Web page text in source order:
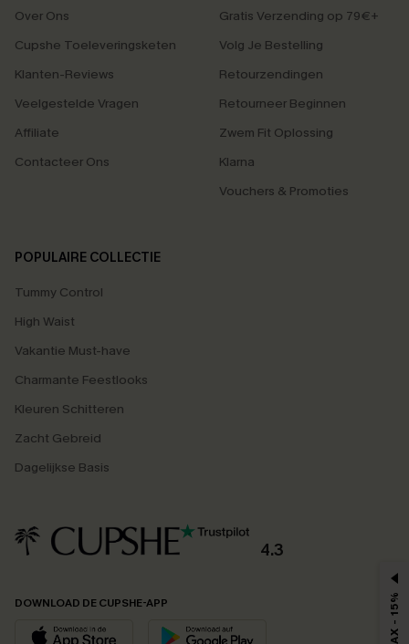
Over Ons
Cupshe Toeleveringsketen
Klanten-Reviews
Veelgestelde Vragen
Affiliate
Contacteer Ons
Gratis Verzending op 79€+
Volg Je Bestelling
Retourzendingen
Retourneer Beginnen
Zwem Fit Oplossing
Klarna
Vouchers & Promoties
POPULAIRE COLLECTIE
Tummy Control
High Waist
Vakantie Must-have
Charmante Feestlooks
Kleuren Schitteren
Zacht Gebreid
Dagelijkse Basis
4.3
DOWNLOAD DE CUPSHE-APP MAX - 15%